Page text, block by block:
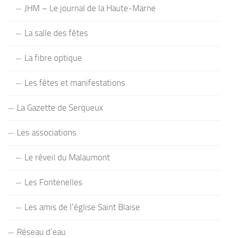
JHM – Le journal de la Haute-Marne
La salle des fêtes
La fibre optique
Les fêtes et manifestations
La Gazette de Serqueux
Les associations
Le réveil du Malaumont
Les Fontenelles
Les amis de l’église Saint Blaise
Réseau d’eau